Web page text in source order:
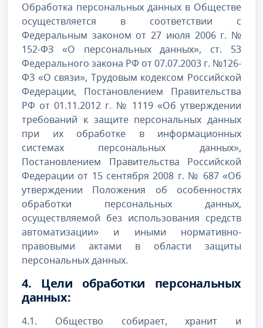
Обработка персональных данных в Обществе
осуществляется в соответствии с
Федеральным законом от 27 июля 2006 г. №
152-ФЗ «О персональных данных», ст. 53
Федерального закона РФ от 07.07.2003 г. №126-
ФЗ «О связи», Трудовым кодексом Российской
Федерации, Постановлением Правительства
РФ от 01.11.2012 г. № 1119 «Об утверждении
требований к защите персональных данных
при их обработке в информационных
системах персональных данных»,
Постановлением Правительства Российской
Федерации от 15 сентября 2008 г. № 687 «Об
утверждении Положения об особенностях
обработки персональных данных,
осуществляемой без использования средств
автоматизации» и иными нормативно-
правовыми актами в области защиты
персональных данных.
4. Цели обработки персональных
данных:
4.1. Общество собирает, хранит и